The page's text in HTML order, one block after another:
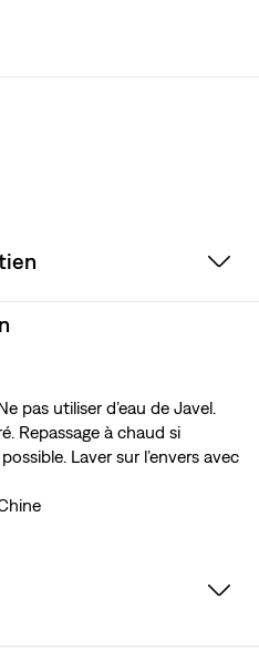
pas utiliser d’eau de Javel.
Repassage à chaud si
Laver sur l’envers avec